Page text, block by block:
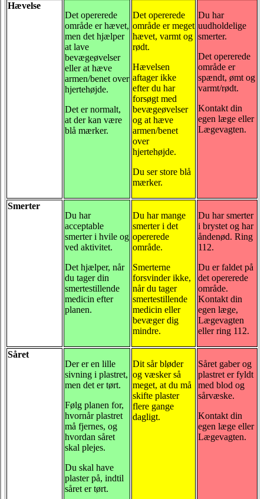
Hævelse
Det opererede
område er hævet,
men det hjælper
at lave
bevægeøvelser
eller at hæve
armen/benet over
hjertehøjde.
Det er normalt,
at der kan være
blå mærker.
Det opererede
område er meget
hævet, varmt og
rødt.
Hævelsen
aftager ikke
efter du har
forsøgt med
bevægeøvelser
og at hæve
armen/benet
over
hjertehøjde.
Du ser store blå
mærker.
Du har
uudholdelige
smerter.
Det opererede
område er
spændt, ømt og
varmt/rødt.
Kontakt din
egen læge eller
Lægevagten.
Smerter
Du har
acceptable
smerter i hvile og
ved aktivitet.
Det hjælper, når
du tager din
smertestillende
medicin efter
planen.
Du har mange
smerter i det
opererede
område.
Smerterne
forsvinder ikke,
når du tager
smertestillende
medicin eller
bevæger dig
mindre.
Du har smerter
i brystet og har
åndenød. Ring
112.
Du er faldet på
det opererede
område.
Kontakt din
egen læge,
Lægevagten
eller ring 112.
Såret
Der er en lille
sivning i plastret,
men det er tørt.
Følg planen for,
hvornår plastret
må fjernes, og
hvordan såret
skal plejes.
Du skal have
plaster på, indtil
såret er tørt.
Dit sår bløder
og væsker så
meget, at du må
skifte plaster
flere gange
dagligt.
Såret gaber og
plastret er fyldt
med blod og
sårvæske.
Kontakt din
egen læge eller
Lægevagten.